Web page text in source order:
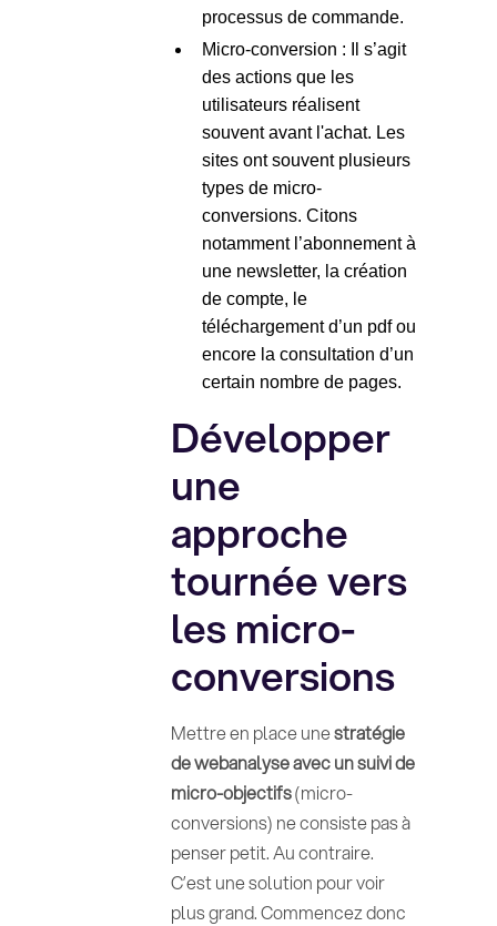
processus de commande.
Micro-conversion : Il s’agit
des actions que les
utilisateurs réalisent
souvent avant l'achat. Les
sites ont souvent plusieurs
types de micro-
conversions. Citons
notamment l’abonnement à
une newsletter, la création
de compte, le
téléchargement d’un pdf ou
encore la consultation d’un
certain nombre de pages.
Développer
une
approche
tournée vers
les micro-
conversions
Mettre en place unestratégie
de webanalyse avec un suivi de
micro-objectifs(micro-
conversions) ne consiste pas à
penser petit. Au contraire.
C’est une solution pour voir
plus grand. Commencez donc